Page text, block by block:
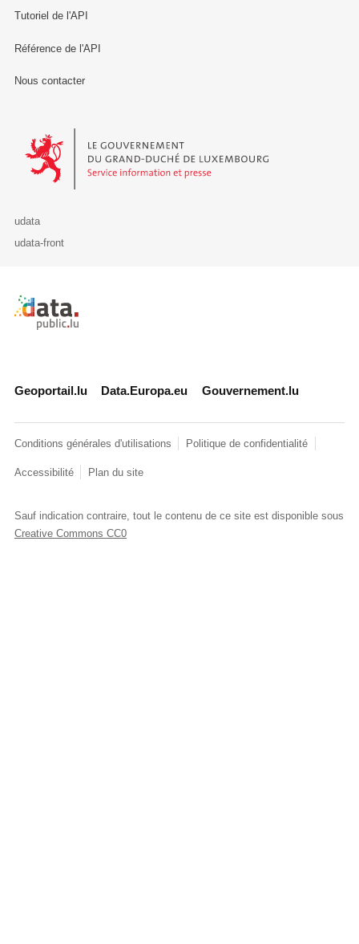
Tutoriel de l'API
Référence de l'API
Nous contacter
Le Gouvernement du Grand-Duché de Luxembourg - Service
udata
udata-front
Retour à l'accueil de data.public.lu
Geoportail.lu Data.Europa.eu Gouvernement.lu
Conditions générales d'utilisations Politique de confidentialité
Accessibilité Plan du site
Sauf indication contraire, tout le contenu de ce site est disponible sous
Creative Commons CC0